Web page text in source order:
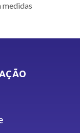
medidas